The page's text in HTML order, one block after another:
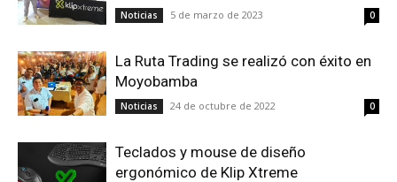
Noticias 5 de marzo de 2023 0
La Ruta Trading se realizó con éxito en
Moyobamba
Noticias 24 de octubre de 2022 0
Teclados y mouse de diseño
ergonómico de Klip Xtreme